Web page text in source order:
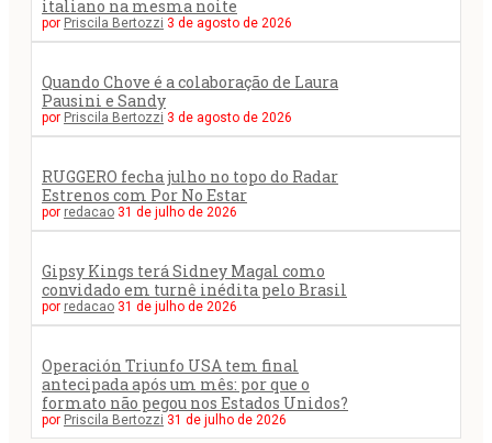
italiano na mesma noite
por Priscila Bertozzi 3 de agosto de 2026
Quando Chove é a colaboração de Laura
Pausini e Sandy
por Priscila Bertozzi 3 de agosto de 2026
RUGGERO fecha julho no topo do Radar
Estrenos com Por No Estar
por redacao 31 de julho de 2026
Gipsy Kings terá Sidney Magal como
convidado em turnê inédita pelo Brasil
por redacao 31 de julho de 2026
Operación Triunfo USA tem final
antecipada após um mês: por que o
formato não pegou nos Estados Unidos?
por Priscila Bertozzi 31 de julho de 2026